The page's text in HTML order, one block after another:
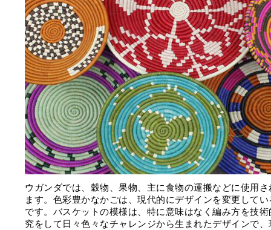
ウガンダでは、穀物、果物、主に食物の運搬などに使用
ます。色彩豊かなかごは、現代的にデザインを変更して
です。バスケットの模様は、特に意味はなく編み方を技
究をして日々色々なチャレンジから生まれたデザインで